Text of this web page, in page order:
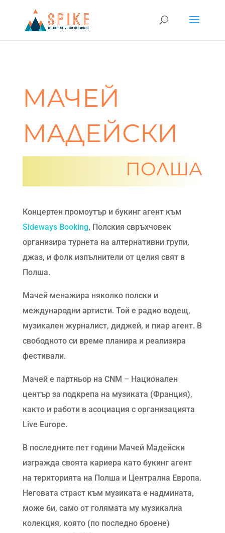
МАЧЕЙ
МАДЕЙСКИ
ПОЛША
Концертен промоутър и букинг агент към
Sideways Booking, Полския свръхчовек
организира турнета на алтернативни групи,
джаз, и фолк изпълнители от целия свят в
Полша.
Мачей менажира няколко полски и
международни артисти. Той е радио водещ,
музикален журналист, диджей, и пиар агент. В
свободното си време планира и реализира
фестивали.
Мачей е партньор на CNM – Национален
център за подкрепа на музиката (Франция),
както и работи в асоциация с организацията
Live Europe.
В последните пет години Мачей Мадейски
изгражда своята кариера като букинг агент
на територията на Полша и Централна Европа.
Неговата страст към музиката е надмината,
може би, само от голямата му музикална
колекция, която (по последно броене)